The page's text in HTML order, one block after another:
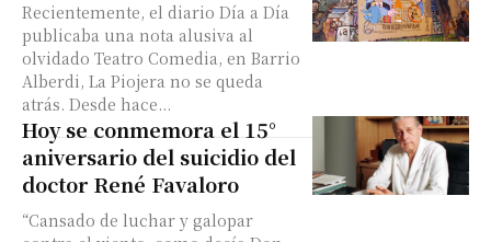
Recientemente, el diario Día a Día
publicaba una nota alusiva al
olvidado Teatro Comedia, en Barrio
Alberdi, La Piojera no se queda
atrás. Desde hace...
Hoy se conmemora el 15°
aniversario del suicidio del
doctor René Favaloro
“Cansado de luchar y galopar